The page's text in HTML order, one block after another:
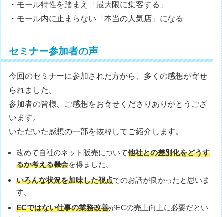
・モール特性を踏まえ「最大限に集客する」
・モール内に止まらない「本当の人気店」になる
セミナー参加者の声
今回のセミナーに参加された方から、多くの感想が寄せ
られました。
参加者の皆様、ご感想をお寄せくださりありがとうござ
います。
いただいた感想の一部を抜粋してご紹介します。
改めて自社のネット販売について他社との差別化をどうす
るか考える機会を得ました。
いろんな状況を加味した視点でのお話が良かったと思いま
す。
ECではない仕事の業務改善がECの売上向上に必要だとい